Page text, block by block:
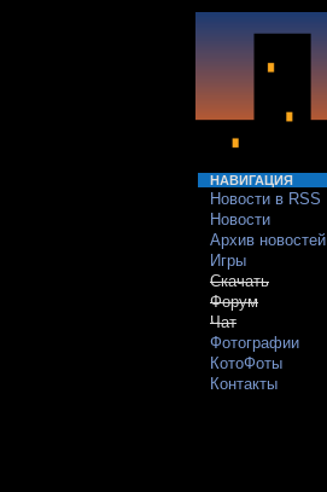
НАВИГАЦИЯ
Новости в RSS
Новости
Архив новостей
Игры
Скачать
Форум
Чат
Фотографии
КотоФоты
Контакты